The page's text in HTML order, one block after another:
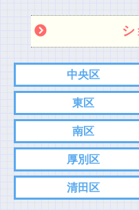
シ
中央区
東区
南区
厚別区
清田区